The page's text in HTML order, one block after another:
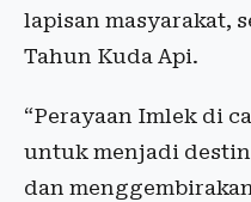
lapisan masyarakat,
Tahun Kuda Api.
“Perayaan Imlek di
untuk menjadi
dan